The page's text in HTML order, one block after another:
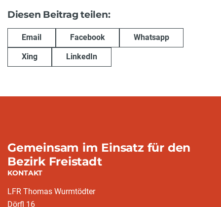
Diesen Beitrag teilen:
Email Facebook Whatsapp
Xing LinkedIn
Gemeinsam im Einsatz für den
Bezirk Freistadt
KONTAKT
LFR Thomas Wurmtödter
Dörfl 16